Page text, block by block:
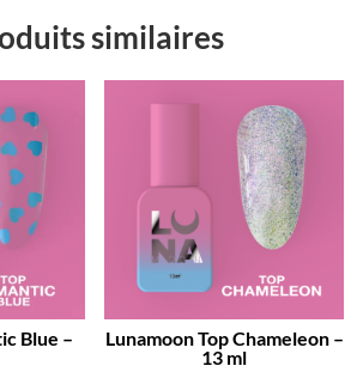
similaires
Blue –
Lunamoon Top Chameleon –
13 ml